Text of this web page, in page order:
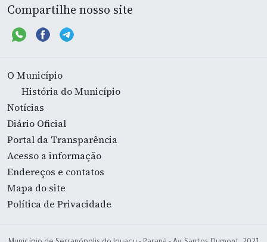
Compartilhe nosso site
O Município
História do Município
Notícias
Diário Oficial
Portal da Transparência
Acesso a informação
Endereços e contatos
Mapa do site
Política de Privacidade